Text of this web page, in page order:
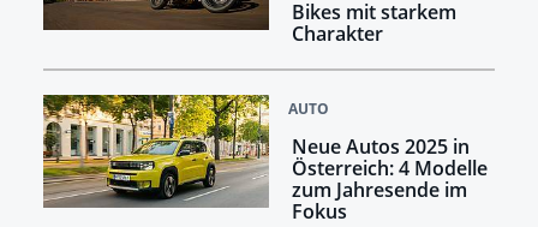
Bikes mit starkem
Charakter
AUTO
Neue Autos 2025 in
Österreich: 4 Modelle
zum Jahresende im
Fokus